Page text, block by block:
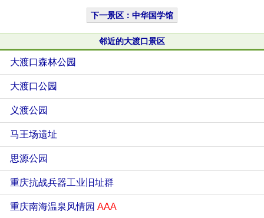
下一景区：中华国学馆
邻近的大渡口景区
大渡口森林公园
大渡口公园
义渡公园
马王场遗址
思源公园
重庆抗战兵器工业旧址群
重庆南海温泉风情园 AAA